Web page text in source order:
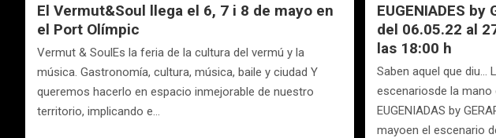
El Vermut&Soul llega el 6, 7 i 8 de mayo en
el Port Olímpic
Vermut & SoulEs la feria de la cultura del vermú y la
música. Gastronomía, cultura, música, baile y ciudad Y
queremos hacerlo en espacio inmejorable de nuestro
territorio, implicando e…
EUGENIADES
del 06.05.22 al
las 18:00 h
Saben aquel que diu…
escenariosde la
EUGENIADAS by
mayoen el escenario